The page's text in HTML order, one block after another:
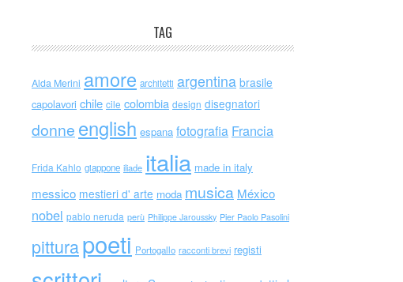
TAG
Alda Merini amore architetti argentina brasile
capolavori chile cile colombia design disegnatori
donne english espana fotografia Francia
Frida Kahlo giappone iliade italia made in italy
messico mestieri d' arte moda musica México
nobel pablo neruda perù Philippe Jaroussky Pier Paolo Pasolini
pitturapoeti Portogallo racconti brevi registi